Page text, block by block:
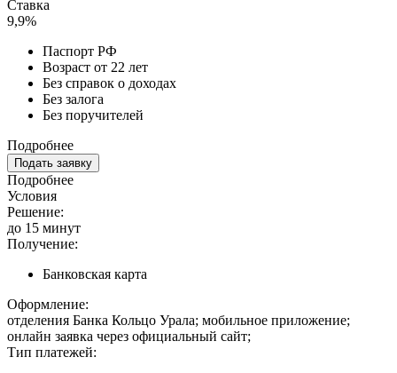
Ставка
9,9%
Паспорт РФ
Возраст от 22 лет
Без справок о доходах
Без залога
Без поручителей
Подробнее
Подать заявку
Подробнее
Условия
Решение:
до 15 минут
Получение:
Банковская карта
Оформление:
отделения Банка Кольцо Урала; мобильное приложение;
онлайн заявка через официальный сайт;
Тип платежей: